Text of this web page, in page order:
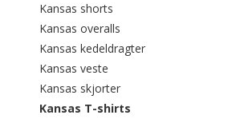
Kansas shorts
Kansas overalls Filtrér efter category:
Kansas kedeldragterFiltrér efter
Kansas veste
Kansas skjorterFiltrér efter category:
Kansas T-shirts valgte I øjeblikket